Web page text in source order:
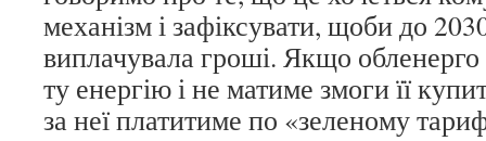
механізм і зафіксувати, щоби до
виплачувала гроші. Якщо
ту енергію і не матиме змоги її
за неї платитиме по «зеленому